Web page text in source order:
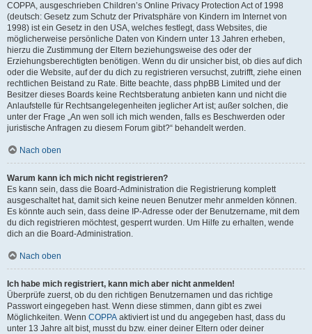
COPPA, ausgeschrieben Children’s Online Privacy Protection Act of 1998
(deutsch: Gesetz zum Schutz der Privatsphäre von Kindern im Internet von
1998) ist ein Gesetz in den USA, welches festlegt, dass Websites, die
möglicherweise persönliche Daten von Kindern unter 13 Jahren erheben,
hierzu die Zustimmung der Eltern beziehungsweise des oder der
Erziehungsberechtigten benötigen. Wenn du dir unsicher bist, ob dies auf dich
oder die Website, auf der du dich zu registrieren versuchst, zutrifft, ziehe einen
rechtlichen Beistand zu Rate. Bitte beachte, dass phpBB Limited und der
Besitzer dieses Boards keine Rechtsberatung anbieten kann und nicht die
Anlaufstelle für Rechtsangelegenheiten jeglicher Art ist; außer solchen, die
unter der Frage „An wen soll ich mich wenden, falls es Beschwerden oder
juristische Anfragen zu diesem Forum gibt?“ behandelt werden.
Nach oben
Warum kann ich mich nicht registrieren?
Es kann sein, dass die Board-Administration die Registrierung komplett
ausgeschaltet hat, damit sich keine neuen Benutzer mehr anmelden können.
Es könnte auch sein, dass deine IP-Adresse oder der Benutzername, mit dem
du dich registrieren möchtest, gesperrt wurden. Um Hilfe zu erhalten, wende
dich an die Board-Administration.
Nach oben
Ich habe mich registriert, kann mich aber nicht anmelden!
Überprüfe zuerst, ob du den richtigen Benutzernamen und das richtige
Passwort eingegeben hast. Wenn diese stimmen, dann gibt es zwei
Möglichkeiten. Wenn COPPA aktiviert ist und du angegeben hast, dass du
unter 13 Jahre alt bist, musst du bzw. einer deiner Eltern oder deiner